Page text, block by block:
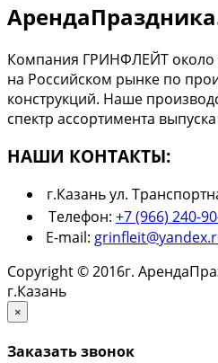
Компания ГРИНФЛЕЙТ около
на Российском рынке по
конструкций. Наше
спектр ассортимента
НАШИ КОНТАКТЫ:
г.Казань ул.
Телефон: +7 (966) 240-
E-mail:
Copyright © 2016г.
г.Казань
×
Заказать звонок